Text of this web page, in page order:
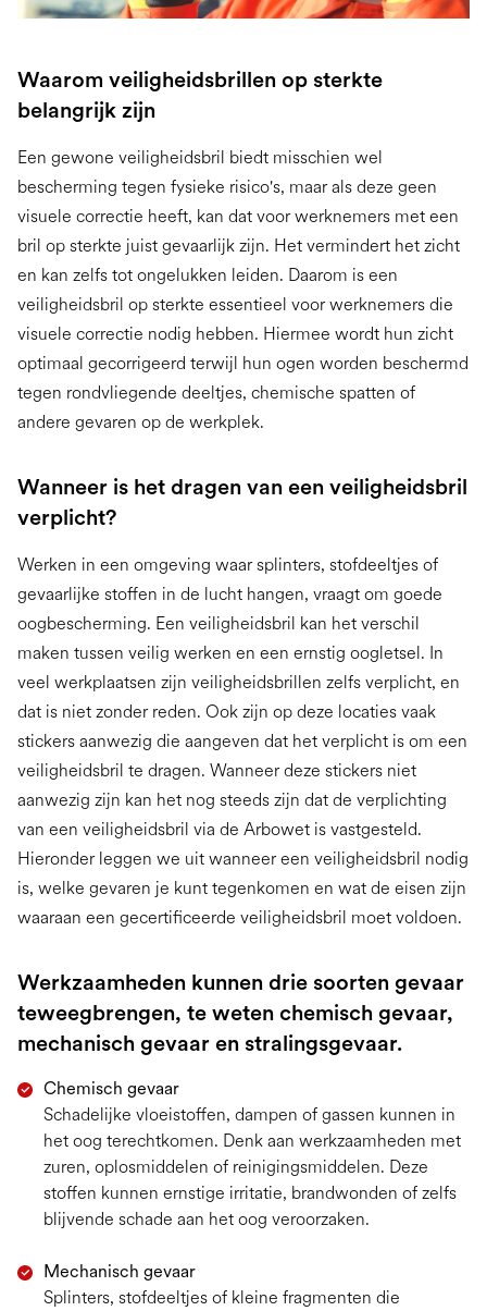
Waarom veiligheidsbrillen op sterkte
belangrijk zijn
Een gewone veiligheidsbril biedt misschien wel
bescherming tegen fysieke risico's, maar als deze geen
visuele correctie heeft, kan dat voor werknemers met een
bril op sterkte juist gevaarlijk zijn. Het vermindert het zicht
en kan zelfs tot ongelukken leiden. Daarom is een
veiligheidsbril op sterkte essentieel voor werknemers die
visuele correctie nodig hebben. Hiermee wordt hun zicht
optimaal gecorrigeerd terwijl hun ogen worden beschermd
tegen rondvliegende deeltjes, chemische spatten of
andere gevaren op de werkplek.
Wanneer is het dragen van een veiligheidsbril
verplicht?
Werken in een omgeving waar splinters, stofdeeltjes of
gevaarlijke stoffen in de lucht hangen, vraagt om goede
oogbescherming. Een veiligheidsbril kan het verschil
maken tussen veilig werken en een ernstig oogletsel. In
veel werkplaatsen zijn veiligheidsbrillen zelfs verplicht, en
dat is niet zonder reden. Ook zijn op deze locaties vaak
stickers aanwezig die aangeven dat het verplicht is om een
veiligheidsbril te dragen. Wanneer deze stickers niet
aanwezig zijn kan het nog steeds zijn dat de verplichting
van een veiligheidsbril via de Arbowet is vastgesteld.
Hieronder leggen we uit wanneer een veiligheidsbril nodig
is, welke gevaren je kunt tegenkomen en wat de eisen zijn
waaraan een gecertificeerde veiligheidsbril moet voldoen.
Werkzaamheden kunnen drie soorten gevaar
teweegbrengen, te weten chemisch gevaar,
mechanisch gevaar en stralingsgevaar.
Chemisch gevaar
Schadelijke vloeistoffen, dampen of gassen kunnen in
het oog terechtkomen. Denk aan werkzaamheden met
zuren, oplosmiddelen of reinigingsmiddelen. Deze
stoffen kunnen ernstige irritatie, brandwonden of zelfs
blijvende schade aan het oog veroorzaken.
Mechanisch gevaar
Splinters, stofdeeltjes of kleine fragmenten die